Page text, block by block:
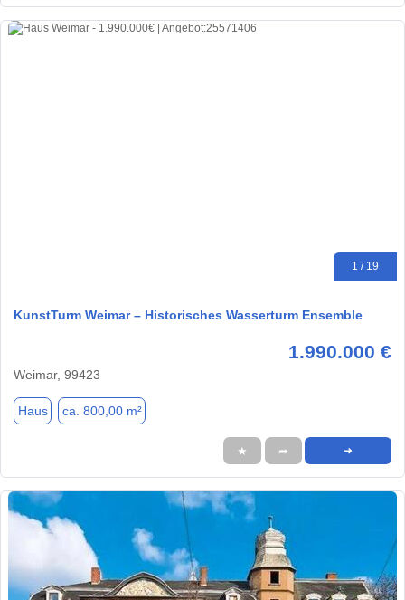
1 / 19
KunstTurm Weimar – Historisches Wasserturm Ensemble
1.990.000 €
Weimar, 99423
Haus ca. 800,00 m²
★ ➦ ➜